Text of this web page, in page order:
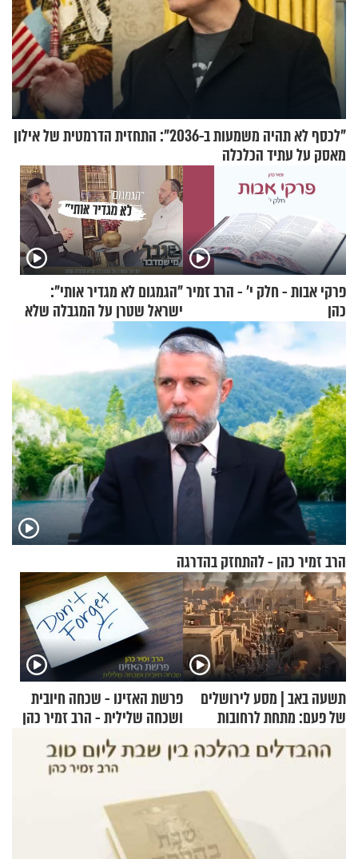
"לכסף לא תהיה משמעות ב-2036": התחזית הדרמטית של אילון
מאסק על עתיד הכלכלה
פרקי אבות - חלק י’ - הרב זמיר
כהן
"הגמגום לא מגדיר אותי":
ישראל שטרן על המגבלה שלא
עוצרת אותו
הרב זמיר כהן - להתחזק בהדרגה
תשעה באב | מסע לירושלים
של פעם: מתחת לרחובות
פרשת האזינו - שכחה חיובית
ושכחה שלילית - הרב זמיר כהן